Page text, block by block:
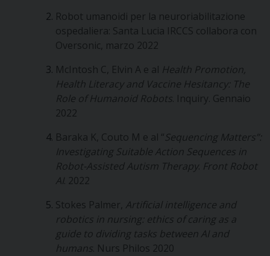
Robot umanoidi per la neuroriabilitazione
ospedaliera: Santa Lucia IRCCS collabora con
Oversonic, marzo 2022
McIntosh C, Elvin A e al Health Promotion,
Health Literacy and Vaccine Hesitancy: The
Role of Humanoid Robots. Inquiry. Gennaio
2022
Baraka K, Couto M e al “Sequencing Matters”:
Investigating Suitable Action Sequences in
Robot-Assisted Autism Therapy. Front Robot
AI. 2022
Stokes Palmer, Artificial intelligence and
robotics in nursing: ethics of caring as a
guide to dividing tasks between AI and
humans. Nurs Philos 2020